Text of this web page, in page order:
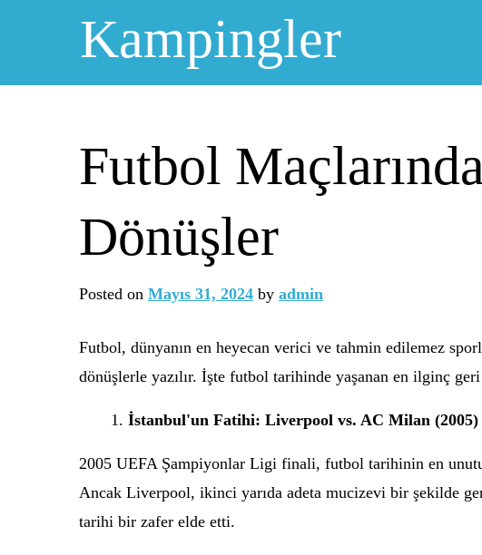
Kampingler
Futbol
Dönüşler
Posted on Mayıs 31, 2024 by admin
Futbol, dünyanın en heyecan verici ve tahmin edilemez
dönüşlerle yazılır. İşte futbol tarihinde yaşanan en ilginç
İstanbul'un Fatihi: Liverpool vs. AC Milan (2005)
2005 UEFA Şampiyonlar Ligi finali, futbol tarihinin en
Ancak Liverpool, ikinci yarıda adeta mucizevi bir şekilde
tarihi bir zafer elde etti.